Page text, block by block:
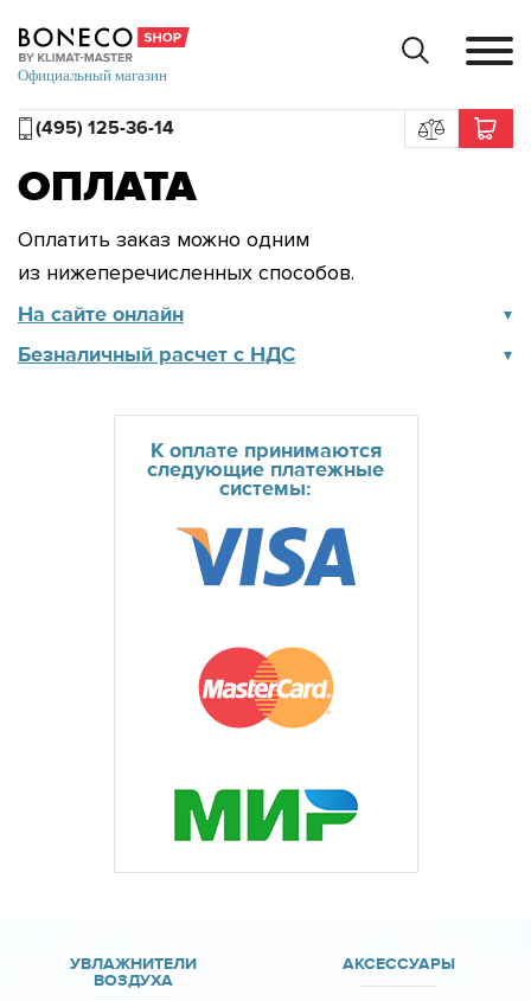
(495) 125-36-14
ОПЛАТА
Оплатить заказ можно одним
из нижеперечисленных способов.
На сайте онлайн
Безналичный расчет с НДС
К оплате принимаются
следующие платежные
системы:
УВЛАЖНИТЕЛИ
ВОЗДУХА
АКСЕССУАРЫ